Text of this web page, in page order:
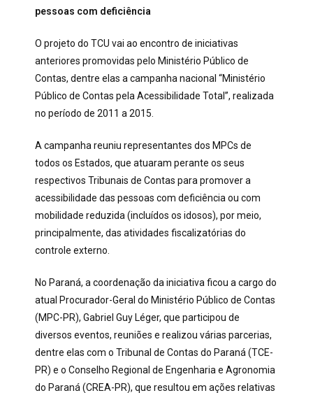
pessoas com deficiência
O projeto do TCU vai ao encontro de iniciativas
anteriores promovidas pelo Ministério Público de
Contas, dentre elas a campanha nacional “Ministério
Público de Contas pela Acessibilidade Total”, realizada
no período de 2011 a 2015.
A campanha reuniu representantes dos MPCs de
todos os Estados, que atuaram perante os seus
respectivos Tribunais de Contas para promover a
acessibilidade das pessoas com deficiência ou com
mobilidade reduzida (incluídos os idosos), por meio,
principalmente, das atividades fiscalizatórias do
controle externo.
No Paraná, a coordenação da iniciativa ficou a cargo do
atual Procurador-Geral do Ministério Público de Contas
(MPC-PR), Gabriel Guy Léger, que participou de
diversos eventos, reuniões e realizou várias parcerias,
dentre elas com o Tribunal de Contas do Paraná (TCE-
PR) e o Conselho Regional de Engenharia e Agronomia
do Paraná (CREA-PR), que resultou em ações relativas